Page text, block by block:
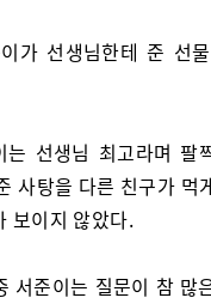
가 선생님한테 준 선
는 선생님 최고라며 팔
사탕을 다른 친구가 먹
보이지 않았다.
서준이는 질문이 참 많